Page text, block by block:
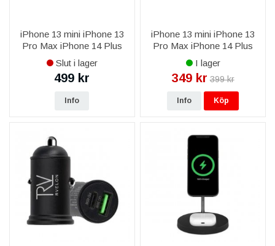
iPhone 13 mini iPhone 13
Pro Max iPhone 14 Plus
iPhone 14 Pro Max iPhone
15 Plus iPhone 15 Pro Max
iPhone 16 Plus iPhone 16
Slut i lager
499 kr
Info
iPhone 13 mini iPhone 13
Pro Max iPhone 14 Plus
iPhone 14 Pro Max iPhone
15 Plus iPhone 15 Pro Max
iPhone 16 Plus iPhone 16
Pro
I lager
349 kr 399 kr
Info Köp